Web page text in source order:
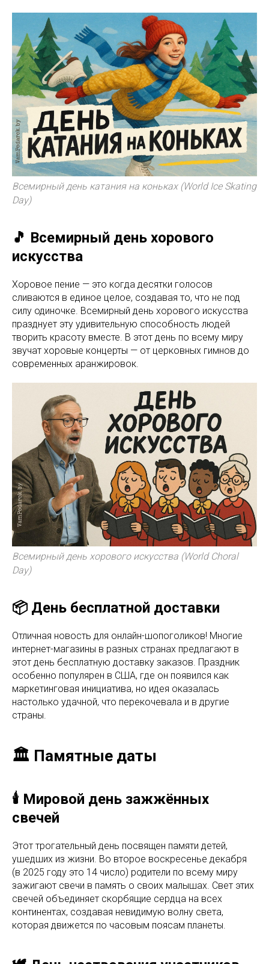
Всемирный день катания на коньках (World Ice Skating
Day)
🎵 Всемирный день хорового
искусства
Хоровое пение — это когда десятки голосов
сливаются в единое целое, создавая то, что не под
силу одиночке. Всемирный день хорового искусства
празднует эту удивительную способность людей
творить красоту вместе. В этот день по всему миру
звучат хоровые концерты — от церковных гимнов до
современных аранжировок.
Всемирный день хорового искусства (World Choral
Day)
📦 День бесплатной доставки
Отличная новость для онлайн-шопоголиков! Многие
интернет-магазины в разных странах предлагают в
этот день бесплатную доставку заказов. Праздник
особенно популярен в США, где он появился как
маркетинговая инициатива, но идея оказалась
настолько удачной, что перекочевала и в другие
страны.
🏛️ Памятные даты
🕯️ Мировой день зажжённых
свечей
Этот трогательный день посвящен памяти детей,
ушедших из жизни. Во второе воскресенье декабря
(в 2025 году это 14 число) родители по всему миру
зажигают свечи в память о своих малышах. Свет этих
свечей объединяет скорбящие сердца на всех
континентах, создавая невидимую волну света,
которая движется по часовым поясам планеты.